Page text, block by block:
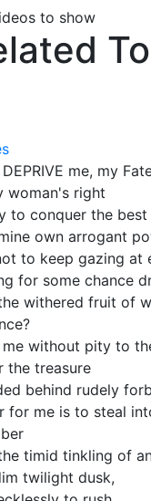
to show
me, my
woman's right
to conquer the
own arrogant
to keep gazing at
for some chance
withered fruit of
me without pity to
the treasure
behind rudely
for me is to steal
timid tinkling of
twilight dusk,